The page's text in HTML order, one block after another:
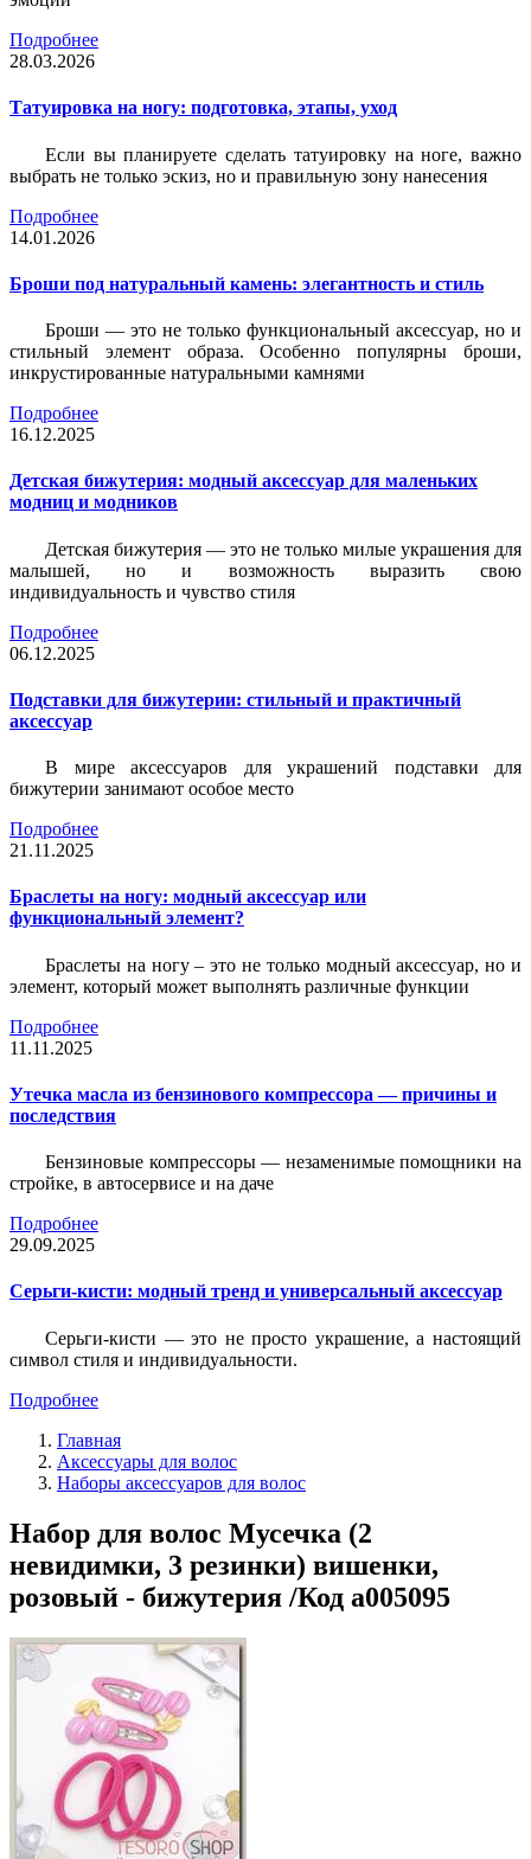
Подробнее
28.03.2026
Татуировка на ногу: подготовка, этапы, уход
Если вы планируете сделать татуировку на ноге, важно
выбрать не только эскиз, но и правильную зону нанесения
Подробнее
14.01.2026
Броши под натуральный камень: элегантность и стиль
Броши — это не только функциональный аксессуар, но и
стильный элемент образа. Особенно популярны броши,
инкрустированные натуральными камнями
Подробнее
16.12.2025
Детская бижутерия: модный аксессуар для маленьких
модниц и модников
Детская бижутерия — это не только милые украшения для
малышей, но и возможность выразить свою
индивидуальность и чувство стиля
Подробнее
06.12.2025
Подставки для бижутерии: стильный и практичный
аксессуар
В мире аксессуаров для украшений подставки для
бижутерии занимают особое место
Подробнее
21.11.2025
Браслеты на ногу: модный аксессуар или
функциональный элемент?
Браслеты на ногу – это не только модный аксессуар, но и
элемент, который может выполнять различные функции
Подробнее
11.11.2025
Утечка масла из бензинового компрессора — причины и
последствия
Бензиновые компрессоры — незаменимые помощники на
стройке, в автосервисе и на даче
Подробнее
29.09.2025
Серьги-кисти: модный тренд и универсальный аксессуар
Серьги-кисти — это не просто украшение, а настоящий
символ стиля и индивидуальности.
Подробнее
Главная
Аксессуары для волос
Наборы аксессуаров для волос
Набор для волос Мусечка (2
невидимки, 3 резинки) вишенки,
розовый - бижутерия /Код a005095